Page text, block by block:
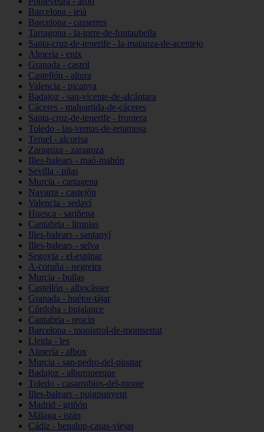
Barcelona - teià
Barcelona - casserres
Tarragona - la-torre-de-fontaubella
Santa-cruz-de-tenerife - la-matanza-de-acentejo
Almería - enix
Granada - castril
Castellón - altura
Valencia - picanya
Badajoz - san-vicente-de-alcántara
Cáceres - malpartida-de-cáceres
Santa-cruz-de-tenerife - frontera
Toledo - las-ventas-de-retamosa
Teruel - alcorisa
Zaragoza - zaragoza
Illes-balears - maó-mahón
Sevilla - pilas
Murcia - cartagena
Navarra - castejón
Valencia - sedaví
Huesca - sariñena
Cantabria - limpias
Illes-balears - santanyí
Illes-balears - selva
Segovia - el-espinar
A-coruña - negreira
Murcia - bullas
Castellón - albocàsser
Granada - huétor-tájar
Córdoba - bujalance
Cantabria - reocín
Barcelona - monistrol-de-montserrat
Lleida - les
Almería - albox
Murcia - san-pedro-del-pinatar
Badajoz - alburquerque
Toledo - casarrubios-del-monte
Illes-balears - puigpunyent
Madrid - griñón
Málaga - istán
Cádiz - benalup-casas-viejas